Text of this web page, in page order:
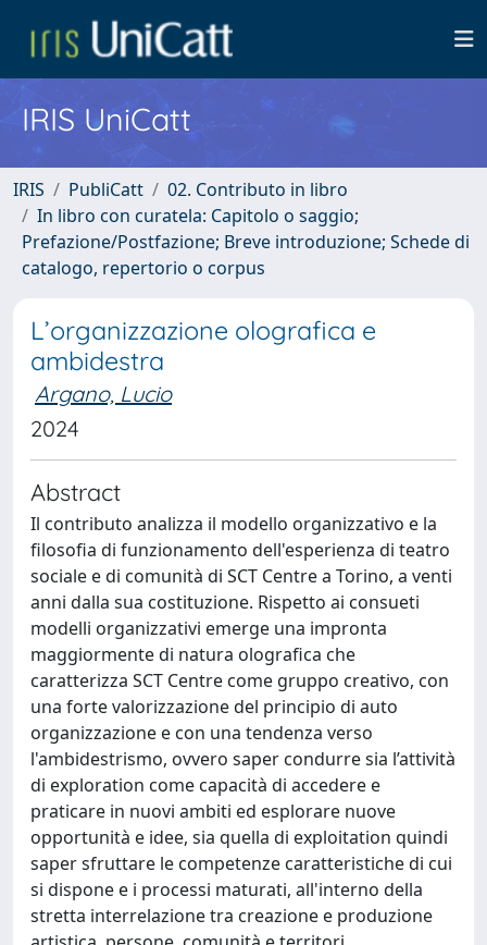
IRIS UniCatt
IRIS PubliCatt
02. Contributo in libro
In libro con curatela: Capitolo o saggio;
Prefazione/Postfazione; Breve introduzione; Schede di
catalogo, repertorio o corpus
L’organizzazione olografica e
ambidestra
Argano, Lucio
2024
Abstract
Il contributo analizza il modello organizzativo e la
filosofia di funzionamento dell'esperienza di teatro
sociale e di comunità di SCT Centre a Torino, a venti
anni dalla sua costituzione. Rispetto ai consueti
modelli organizzativi emerge una impronta
maggiormente di natura olografica che
caratterizza SCT Centre come gruppo creativo, con
una forte valorizzazione del principio di auto
organizzazione e con una tendenza verso
l'ambidestrismo, ovvero saper condurre sia l’attività
di exploration come capacità di accedere e
praticare in nuovi ambiti ed esplorare nuove
opportunità e idee, sia quella di exploitation quindi
saper sfruttare le competenze caratteristiche di cui
si dispone e i processi maturati, all'interno della
stretta interrelazione tra creazione e produzione